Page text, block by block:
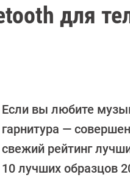
для
Если вы любите
гарнитура —
свежий рейтинг
10 лучших образцов